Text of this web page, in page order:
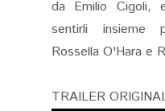
da Emilio Cigoli,
sentirli insieme
Rossella O'Hara e
TRAILER